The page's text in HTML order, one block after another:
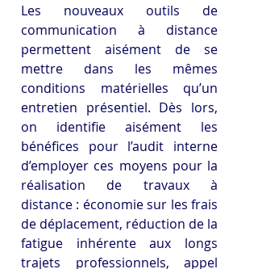
Les nouveaux outils de
communication à distance
permettent aisément de se
mettre dans les mêmes
conditions matérielles qu’un
entretien présentiel. Dès lors,
on identifie aisément les
bénéfices pour l’audit interne
d’employer ces moyens pour la
réalisation de travaux à
distance : économie sur les frais
de déplacement, réduction de la
fatigue inhérente aux longs
trajets professionnels, appel